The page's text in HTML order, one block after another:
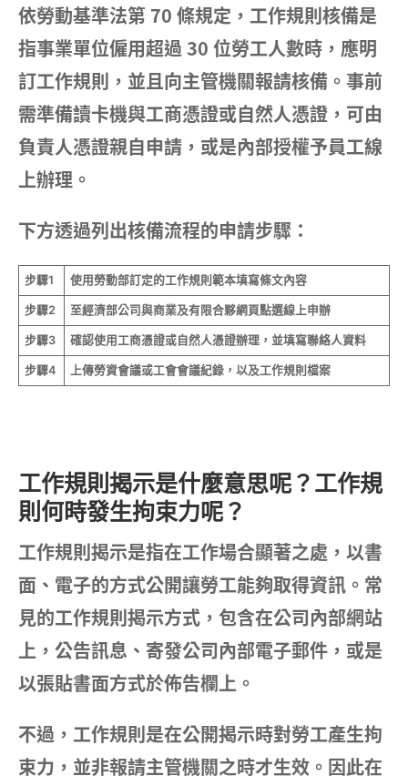
依勞動基準法第 70 條規定，工作規則核備是
指事業單位僱用超過 30 位勞工人數時，應明
訂工作規則，並且向主管機關報請核備。事前
需準備讀卡機與工商憑證或自然人憑證，可由
負責人憑證親自申請，或是內部授權予員工線
上辦理。
下方透過列出核備流程的申請步驟：
步驟1 使用勞動部訂定的工作規則範本填寫條文內容
步驟2 至經濟部公司與商業及有限合夥網頁點選線上申辦
步驟3 確認使用工商憑證或自然人憑證辦理，並填寫聯絡人資料
步驟4 上傳勞資會議或工會會議紀錄，以及工作規則檔案
工作規則揭示是什麼意思呢？工作規
則何時發生拘束力呢？
工作規則揭示是指在工作場合顯著之處，以書
面、電子的方式公開讓勞工能夠取得資訊。常
見的工作規則揭示方式，包含在公司內部網站
上，公告訊息、寄發公司內部電子郵件，或是
以張貼書面方式於佈告欄上。
不過，工作規則是在公開揭示時對勞工產生拘
束力，並非報請主管機關之時才生效。因此在